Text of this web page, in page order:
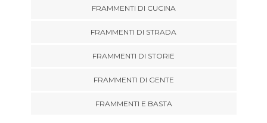
FRAMMENTI DI CUCINA
FRAMMENTI DI STRADA
FRAMMENTI DI STORIE
FRAMMENTI DI GENTE
FRAMMENTI E BASTA